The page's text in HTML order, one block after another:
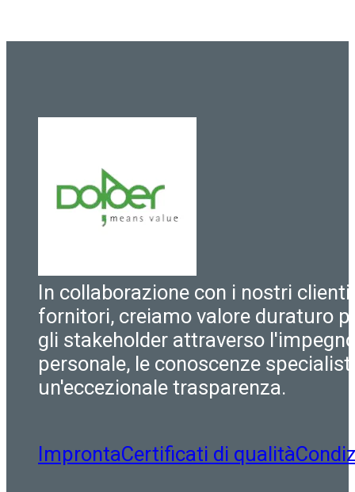
In collaborazione con i nostri clienti
fornitori, creiamo valore duraturo
gli stakeholder attraverso
personale, le conoscenze
un'eccezionale trasparenza.
ImprontaCertificati di qualità